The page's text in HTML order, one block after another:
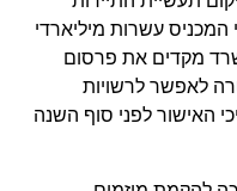
עשרות מיליארדי
מקדים את פרסום
לאפשר לרשויות
האישור לפני סוף השנה